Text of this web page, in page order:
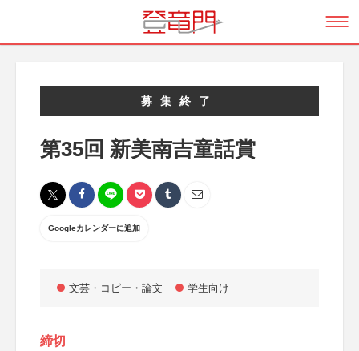
募集終了
第35回 新美南吉童話賞
Googleカレンダーに追加
文芸・コピー・論文 学生向け
締切